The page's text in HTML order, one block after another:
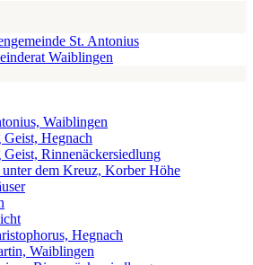
St. Antonius
Waiblingen
Waiblingen
Hegnach
Rinnenäckersiedlung
dem Kreuz, Korber Höhe
Hegnach
Waiblingen